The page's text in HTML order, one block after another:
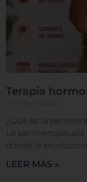
Terapia
¿Qué es la
La
donde la
LEER MÁS »